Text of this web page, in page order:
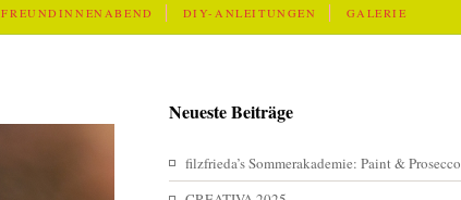
FREUNDINNENABEND DIY-ANLEITUNGEN GALERIE
Neueste Beiträge
filzfrieda’s Sommerakademie: Paint & Prosecco